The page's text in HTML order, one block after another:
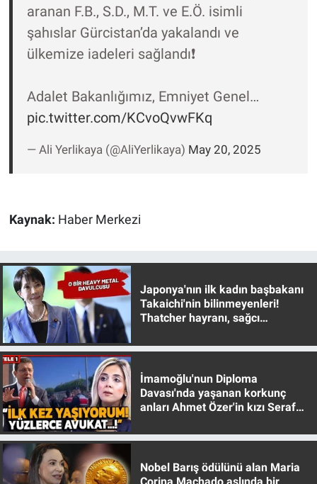
aranan F.B., S.D., M.T. ve E.Ö. isimli
şahıslar Gürcistan’da yakalandı ve
ülkemize iadeleri sağlandı❗️
Adalet Bakanlığımız, Emniyet Genel…
pic.twitter.com/KCvoQvwFKq
— Ali Yerlikaya (@AliYerlikaya) May 20, 2025
Kaynak: Haber Merkezi
Japonya'nın ilk kadın başbakanı
Takaichi'nin bilinmeyenleri!
Thatcher hayranı, sağcı
İmamoğlu'nun Diploma
Davası'nda yaşanan korkunç
anları Ahmet Özer'in kızı Seraf
Nobel Barış ödülünü alan Maria